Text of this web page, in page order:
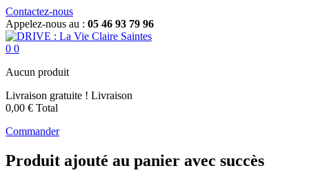
Contactez-nous
Appelez-nous au : 05 46 93 79 96
0 0
Aucun produit
Livraison gratuite ! Livraison
0,00 € Total
Commander
Produit ajouté au panier avec succès